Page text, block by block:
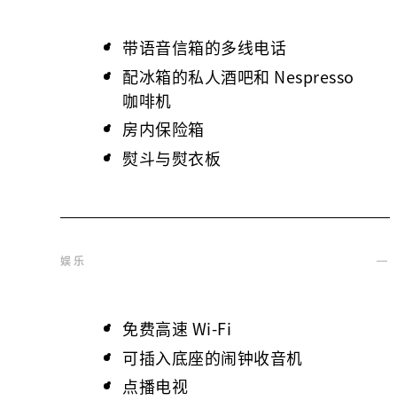
带语音信箱的多线电话
配冰箱的私人酒吧和 Nespresso
咖啡机
房内保险箱
熨斗与熨衣板
娱乐
免费高速 Wi-Fi
可插入底座的闹钟收音机
点播电视